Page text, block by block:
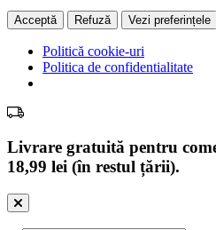
Acceptă Refuză Vezi preferințele
Politică cookie-uri
Politica de confidentialitate
Livrare gratuită pentru
18,99 lei (în restul țării).